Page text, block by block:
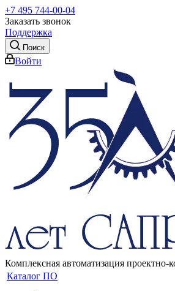
+7 495 744-00-04
Заказать звонок
Поддержка
Поиск
Войти
Комплексная автоматизация проектно-
Каталог ПО